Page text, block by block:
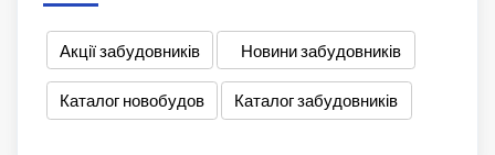
Акції забудовників Новини забудовників
Каталог новобудов Каталог забудовників